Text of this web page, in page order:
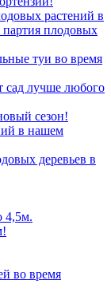
растений в
партия плодовых
туи во время
сад лучше любого
сезон!
в нашем
деревьев в
4,5м.
во время